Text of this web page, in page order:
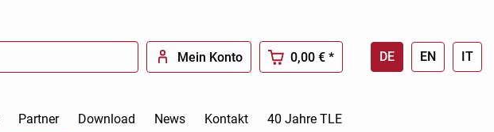
DE EN IT
Mein Konto 0,00 € *
Partner Download News Kontakt 40 Jahre TLE